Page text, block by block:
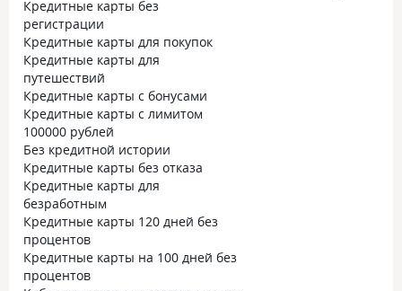
Кредитные карты без
регистрации
Кредитные карты для покупок
Кредитные карты для
путешествий
Кредитные карты с бонусами
Кредитные карты с лимитом
100000 рублей
Без кредитной истории
Кредитные карты без отказа
Кредитные карты для
безработным
Кредитные карты 120 дней без
процентов
Кредитные карты на 100 дней без
процентов